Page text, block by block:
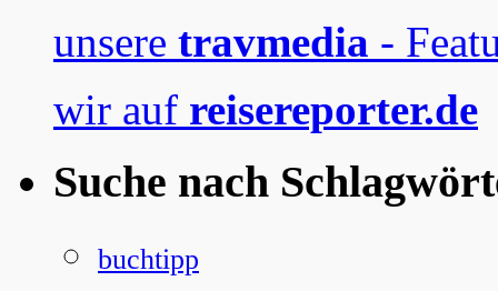
unsere travmedia -
wir auf reisereporter.de
Suche nach
buchtipp